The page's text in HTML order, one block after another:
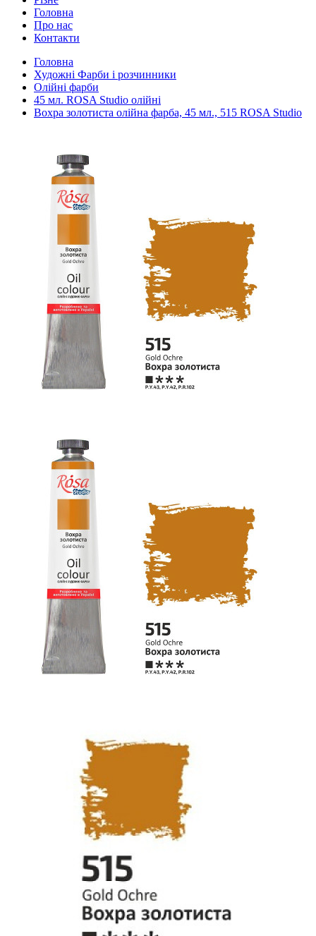
Головна
Про нас
Контакти
Головна
Художні Фарби і розчинники
Олійні фарби
45 мл. ROSA Studio олійні
Вохра золотиста олійна фарба, 45 мл., 515 ROSA Studio